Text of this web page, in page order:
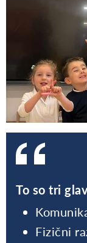
To so tri
Fizični